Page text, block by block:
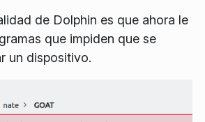
de Dolphin es que ahora le
que impiden que se
un dispositivo.